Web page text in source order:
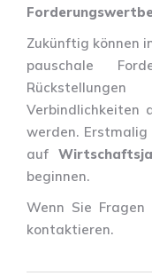
Zukünftig können
pauschale
Verbindlichkeiten
werden.
auf
beginnen.
Wenn Sie
kontaktieren.